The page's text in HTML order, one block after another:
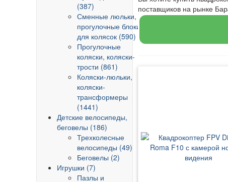
(387)
Сменные люльки,
прогулочные блоки
для колясок (590)
Прогулочные
коляски, коляски-
трости (861)
Коляски-люльки,
коляски-
трансформеры
(1441)
Детские велосипеды,
беговелы (186)
Трехколесные
велосипеды (49)
Беговелы (2)
Игрушки (7)
Пазлы и
поставщиков на рынке